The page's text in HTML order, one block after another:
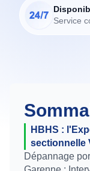
Service
HBHS :
sectionnelle
Dépannage